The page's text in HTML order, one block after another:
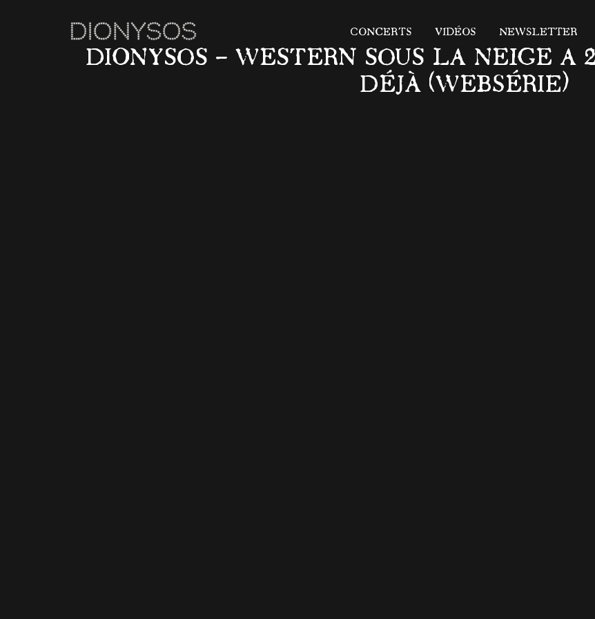
CONCERTS VIDÉOS NEWSLETTER
DIONYSOS – WESTERN SOUS LA NEIGE A
DÉJÀ (WEBSÉRIE)